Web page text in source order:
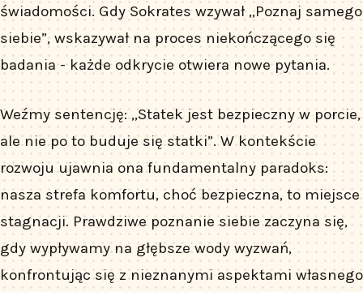
świadomości. Gdy Sokrates wzywał „Poznaj samego
siebie”, wskazywał na proces niekończącego się
badania - każde odkrycie otwiera nowe pytania.
Weźmy sentencję: „Statek jest bezpieczny w porcie,
ale nie po to buduje się statki”. W kontekście
rozwoju ujawnia ona fundamentalny paradoks:
nasza strefa komfortu, choć bezpieczna, to miejsce
stagnacji. Prawdziwe poznanie siebie zaczyna się,
gdy wypływamy na głębsze wody wyzwań,
konfrontując się z nieznanymi aspektami własnego